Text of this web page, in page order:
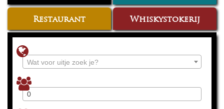
Restaurant Whiskystokerij
Wat voor uitje zoek je?